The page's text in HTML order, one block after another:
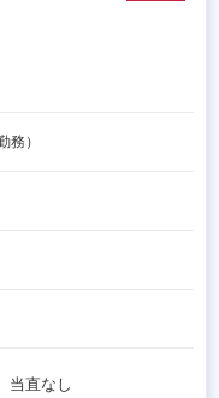
）
当直なし